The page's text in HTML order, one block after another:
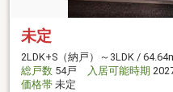
未定
2LDK+S（納戸）～3LDK /
総戸数 54戸 入居可能時期
価格帯 未定